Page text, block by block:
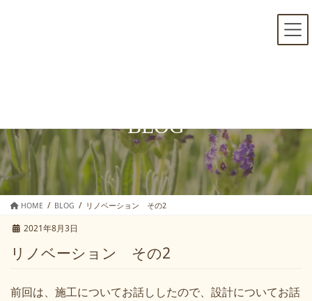
ッ
プ
移
動
BLOG
HOME BLOG リノベーション その2
2021年8月3日
リノベーション その2
前回は、施工についてお話ししたので、設計についてお話